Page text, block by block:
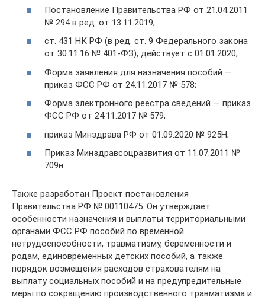
Постановление Правительства РФ от 21.04.2011
№ 294 в ред. от 13.11.2019;
ст. 431 НК РФ (в ред. ст. 9 Федерального закона
от 30.11.16 № 401-ФЗ), действует с 01.01.2020;
Форма заявления для назначения пособий —
приказ ФСС РФ от 24.11.2017 № 578;
Форма электронного реестра сведений — приказ
ФСС РФ от 24.11.2017 № 579;
приказ Минздрава РФ от 01.09.2020 № 925Н;
Приказ Минздравсоцразвития от 11.07.2011 №
709н.
Также разработан Проект постановления
Правительства РФ № 00110475. Он утверждает
особенности назначения и выплаты территориальными
органами ФСС РФ пособий по временной
нетрудоспособности, травматизму, беременности и
родам, единовременных детских пособий, а также
порядок возмещения расходов страхователям на
выплату социальных пособий и на предупредительные
меры по сокращению производственного травматизма и